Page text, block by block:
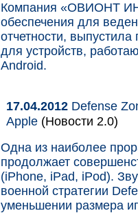
Компания «ОВИОНТ
обеспечения для
отчетности,
для устройств,
Android.
17.04.2012 Defense
Apple (Новости 2.0)
Одна из наиболее
продолжает
(iPhone, iPad, iPod).
военной стратегии
уменьшении размера